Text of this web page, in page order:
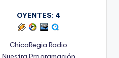
OYENTES: 4
ChicaRegia Radio